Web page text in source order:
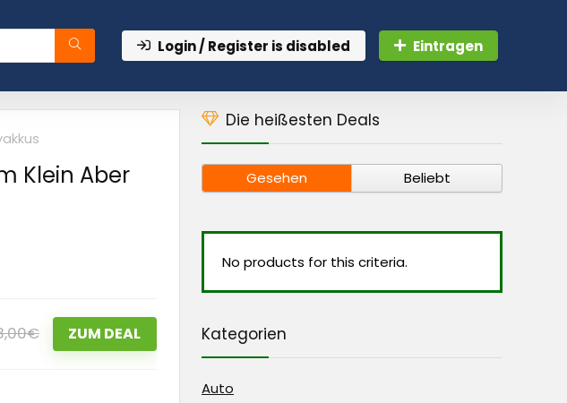
Login / Register is disabled Eintragen
Klein Aber
ZUM DEAL
Die heißesten Deals
Gesehen Beliebt
No products for this criteria.
Kategorien
Auto